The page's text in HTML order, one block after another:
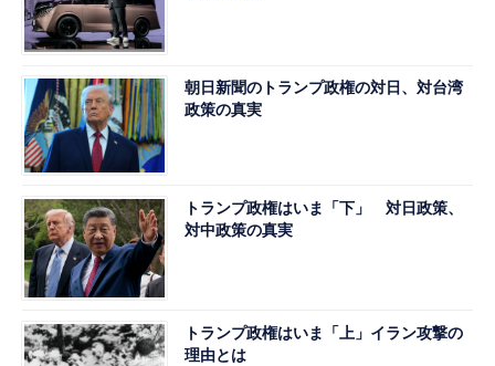
朝日新聞のトランプ政権の対日、対台湾
政策の真実
トランプ政権はいま「下」 対日政策、
対中政策の真実
トランプ政権はいま「上」イラン攻撃の
理由とは